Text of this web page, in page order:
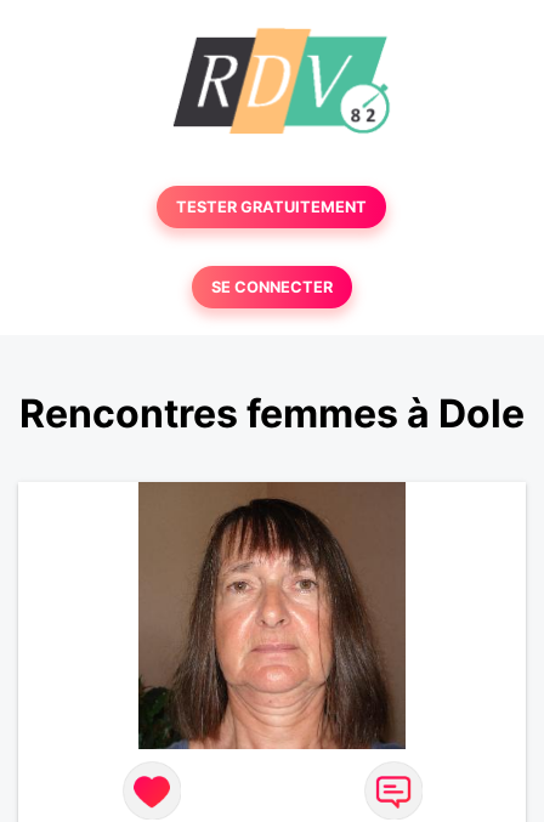
TESTER GRATUITEMENT
SE CONNECTER
Rencontres femmes à Dole